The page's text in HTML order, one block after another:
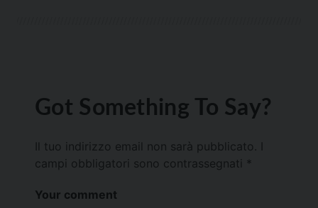
Got Something To Say?
Il tuo indirizzo email non sarà pubblicato.
campi obbligatori sono contrassegnati *
Your comment